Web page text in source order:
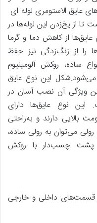
عایق الاستومری لوله‌ ای
تا از یخ‌زدن این لوله‌ها در
از کاهش دما و گرما
را از زنگ‌زدگی نیز حفظ
ساده، روکش آلومینیوم
این نوع عایق
ویژگی آن نصب آسان در
نوع عایق‌ها دارای
بالایی دارند و به‌راحتی
رولی می‌توان به رولی ساده،
پشت چسب‌دار با روکش
قسمت‌های داخلی و خارجی